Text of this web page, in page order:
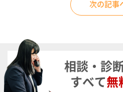
次の記事
相談・診
すべて無